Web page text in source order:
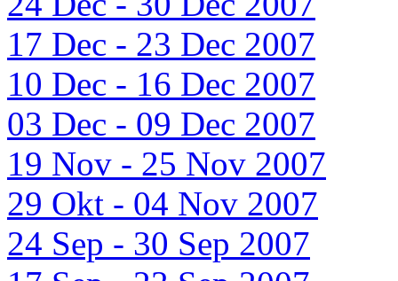
17 Dec - 23 Dec 2007
10 Dec - 16 Dec 2007
03 Dec - 09 Dec 2007
19 Nov - 25 Nov 2007
29 Okt - 04 Nov 2007
24 Sep - 30 Sep 2007